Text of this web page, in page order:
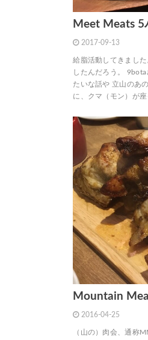
Meet Meats 5
2017-09-13
給脂活動してきまし
したんだろう。
たいな話や 立山のあ
に、クマ（モン）が座
Mountain
2016-04-25
（山の）肉会、通称